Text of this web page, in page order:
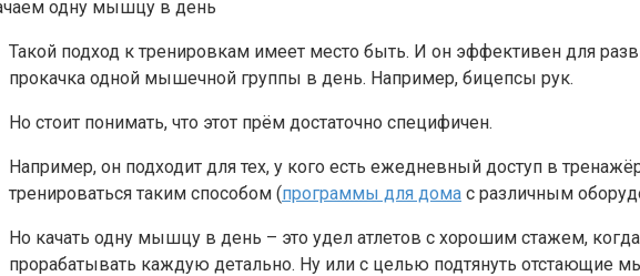
Такой подход к тренировкам имеет место быть. И он эффективен для
прокачка одной мышечной группы в день. Например, бицепсы рук.
Но стоит понимать, что этот прём достаточно специфичен.
Например, он подходит для тех, у кого есть ежедневный доступ в
тренироваться таким способом (программы для дома с различным
Но качать одну мышцу в день – это удел атлетов с хорошим стажем,
прорабатывать каждую детально. Ну или с целью подтянуть отстающие